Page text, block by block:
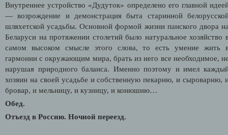
Внутреннее устройство «Дудуток» определено его главной
— возрождение и демонстрация быта старинной
шляхетской усадьбы. Основной формой жизни панского двора
Беларуси на протяжении столетий было натуральное хозяйство
самом высоком смысле этого слова, то есть умение жить
гармонии с окружающим мира, брать из него все необходимое,
нарушая природного баланса. Именно поэтому и имел
хозяин на своей усадьбе и собственную пекарню, и сыроварню,
бровар, и мельницу, и кузницу, и конюшню…
Обед.
Отъезд в Россию. Ночной переезд.